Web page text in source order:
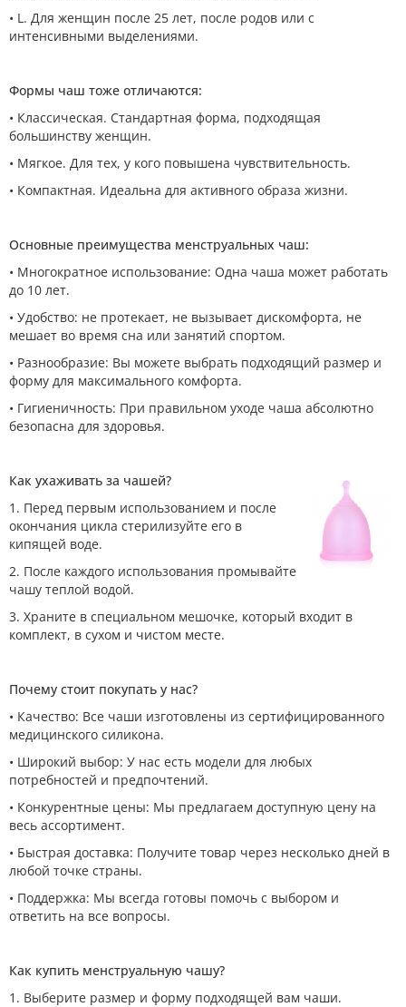
• L. Для женщин после 25 лет, после родов или с
интенсивными выделениями.
Формы чаш тоже отличаются:
• Классическая. Стандартная форма, подходящая
большинству женщин.
• Мягкое. Для тех, у кого повышена чувствительность.
• Компактная. Идеальна для активного образа жизни.
Основные преимущества менструальных чаш:
• Многократное использование: Одна чаша может работать
до 10 лет.
• Удобство: не протекает, не вызывает дискомфорта, не
мешает во время сна или занятий спортом.
• Разнообразие: Вы можете выбрать подходящий размер и
форму для максимального комфорта.
• Гигиеничность: При правильном уходе чаша абсолютно
безопасна для здоровья.
Как ухаживать за чашей?
1. Перед первым использованием и после
окончания цикла стерилизуйте его в
кипящей воде.
2. После каждого использования промывайте
чашу теплой водой.
3. Храните в специальном мешочке, который входит в
комплект, в сухом и чистом месте.
Почему стоит покупать у нас?
• Качество: Все чаши изготовлены из сертифицированного
медицинского силикона.
• Широкий выбор: У нас есть модели для любых
потребностей и предпочтений.
• Конкурентные цены: Мы предлагаем доступную цену на
весь ассортимент.
• Быстрая доставка: Получите товар через несколько дней в
любой точке страны.
• Поддержка: Мы всегда готовы помочь с выбором и
ответить на все вопросы.
Как купить менструальную чашу?
1. Выберите размер и форму подходящей вам чаши.